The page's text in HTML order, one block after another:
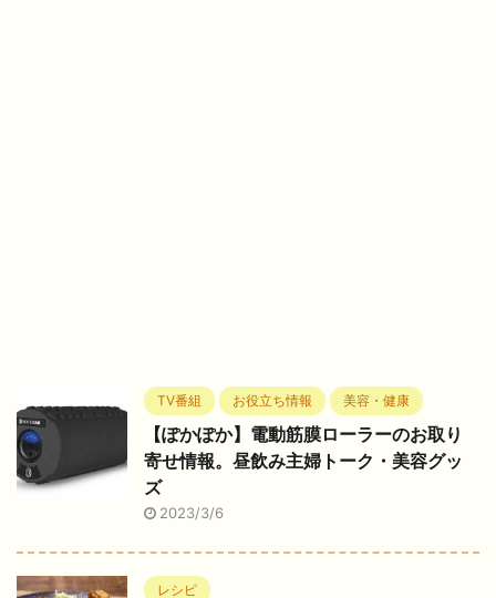
TV番組 お役立ち情報 美容・健康
【ぽかぽか】電動筋膜ローラーのお取り
寄せ情報。昼飲み主婦トーク・美容グッ
ズ
2023/3/6
レシピ